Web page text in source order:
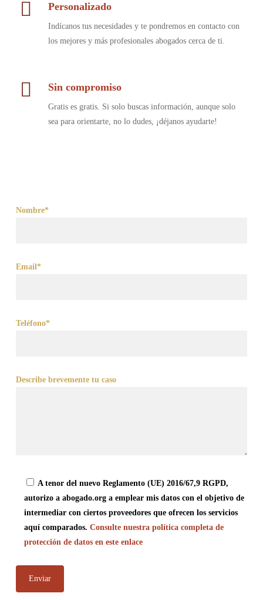
Personalizado
Indícanos tus necesidades y te pondremos en contacto con
los mejores y más profesionales abogados cerca de ti.
Sin compromiso
Gratis es gratis. Si solo buscas información, aunque solo
sea para orientarte, no lo dudes, ¡déjanos ayudarte!
Nombre*
Email*
Teléfono*
Describe brevemente tu caso
A tenor del nuevo Reglamento (UE) 2016/67,9 RGPD,
autorizo a abogado.org a emplear mis datos con el objetivo de
intermediar con ciertos proveedores que ofrecen los servicios
aquí comparados. Consulte nuestra política completa de
protección de datos en este enlace